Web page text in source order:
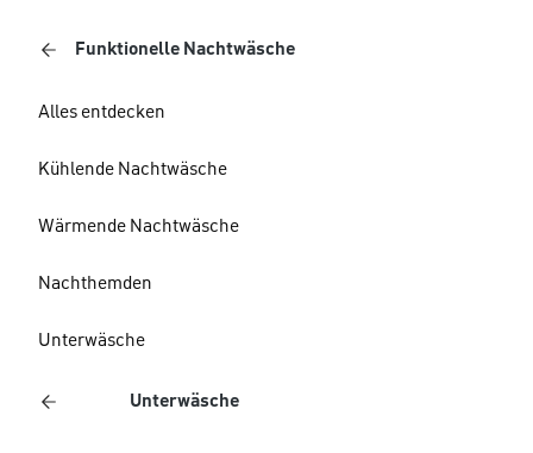
Funktionelle Nachtwäsche
Alles entdecken
Kühlende Nachtwäsche
Wärmende Nachtwäsche
Nachthemden
Unterwäsche
Unterwäsche